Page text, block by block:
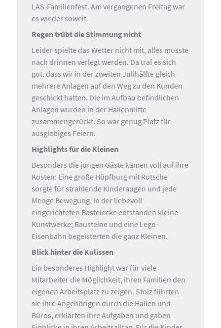
LAS-Familienfest. Am vergangenen Freitag war
es wieder soweit.
Regen trübt die Stimmung nicht
Leider spielte das Wetter nicht mit, alles musste
nach drinnen verlegt werden. Da traf es sich
gut, dass wir in der zweiten Julihälfte gleich
mehrere Anlagen auf den Weg zu den Kunden
geschickt hatten. Die im Aufbau befindlichen
Anlagen wurden in der Hallenmitte
zusammengerückt. So war genug Platz für
ausgiebiges Feiern.
Highlights für die Kleinen
Besonders die jungen Gäste kamen voll auf ihre
Kosten: Eine große Hüpfburg mit Rutsche
sorgte für strahlende Kinderaugen und jede
Menge Bewegung. In der liebevoll
eingerichteten Bastelecke entstanden kleine
Kunstwerke; Bausteine und eine Lego-
Eisenbahn begeisterten die ganz Kleinen.
Blick hinter die Kulissen
Ein besonderes Highlight war für viele
Mitarbeiter die Möglichkeit, ihren Familien den
eigenen Arbeitsplatz zu zeigen. Stolz führten
sie ihre Angehörigen durch die Hallen und
Büros, erklärten ihre Aufgaben und gaben